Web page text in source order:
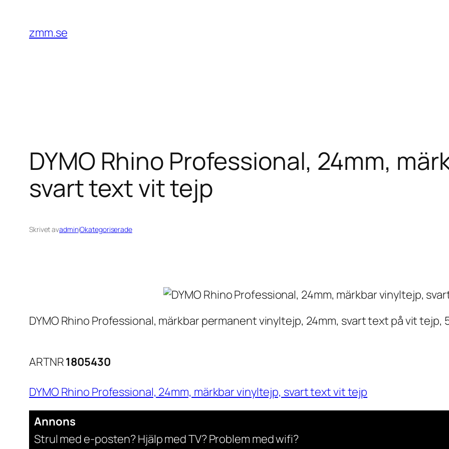
innehåll
zmm.se
DYMO Rhino Professional, 24mm,
svart text vit tejp
Skrivet avadminiOkategoriserade
DYMO Rhino Professional, märkbar permanent vinyltejp, 24mm, svart text på vit tejp,
ARTNR1805430
DYMO Rhino Professional, 24mm, märkbar vinyltejp, svart text vit tejp
Annons
Strul med e-posten? Hjälp med TV? Problem med wifi?